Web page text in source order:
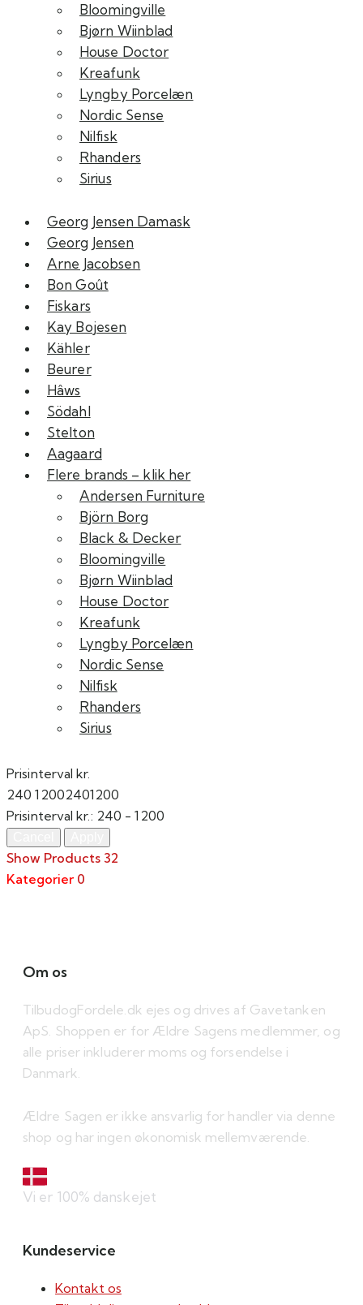
Bloomingville
Bjørn Wiinblad
House Doctor
Kreafunk
Lyngby Porcelæn
Nordic Sense
Nilfisk
Rhanders
Sirius
Georg Jensen Damask
Georg Jensen
Arne Jacobsen
Bon Goût
Fiskars
Kay Bojesen
Kähler
Beurer
Hâws
Södahl
Stelton
Aagaard
Flere brands – klik her
Andersen Furniture
Björn Borg
Black & Decker
Bloomingville
Bjørn Wiinblad
House Doctor
Kreafunk
Lyngby Porcelæn
Nordic Sense
Nilfisk
Rhanders
Sirius
Prisinterval kr.
240 12002401200
Prisinterval kr.: 240 - 1200
Show Products 32
Kategorier 0
Om os
TilbudogFordele.dk ejes og drives af Gavetanken
ApS. Shoppen er for Ældre Sagens medlemmer, og
alle priser inkluderer moms og forsendelse i
Danmark.
Ældre Sagen er ikke ansvarlig for handler via denne
shop og har ingen økonomisk mellemværende.
Vi er 100% danskejet
Kundeservice
Kontakt os